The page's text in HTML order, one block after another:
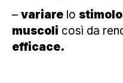
– variare lo stimolo
muscoli così da
efficace.